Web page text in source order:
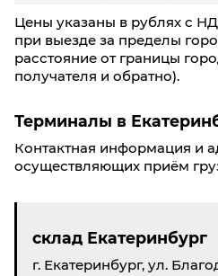
Цены указаны в рублях с
при выезде за пределы
расстояние от границы
получателя и обратно).
Терминалы в
Контактная информация и
осуществляющих приём
склад Екатеринбург
г. Екатеринбург, ул.